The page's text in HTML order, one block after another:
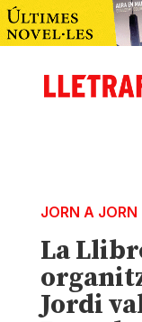
JORN A JORN
La
Jordi